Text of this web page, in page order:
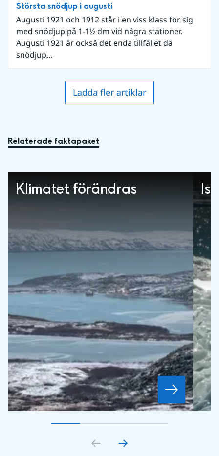
Största snödjup i augusti
Augusti 1921 och 1912 står i en viss klass för sig
med snödjup på 1-1½ dm vid några stationer.
Augusti 1921 är också det enda tillfället då
snödjup...
Ladda fler artiklar
Relaterade faktapaket
Klimatet förändras Is
Gå till bildkort1
Gå till bildkort2
Gå till bildkort3
Gå till bildkort